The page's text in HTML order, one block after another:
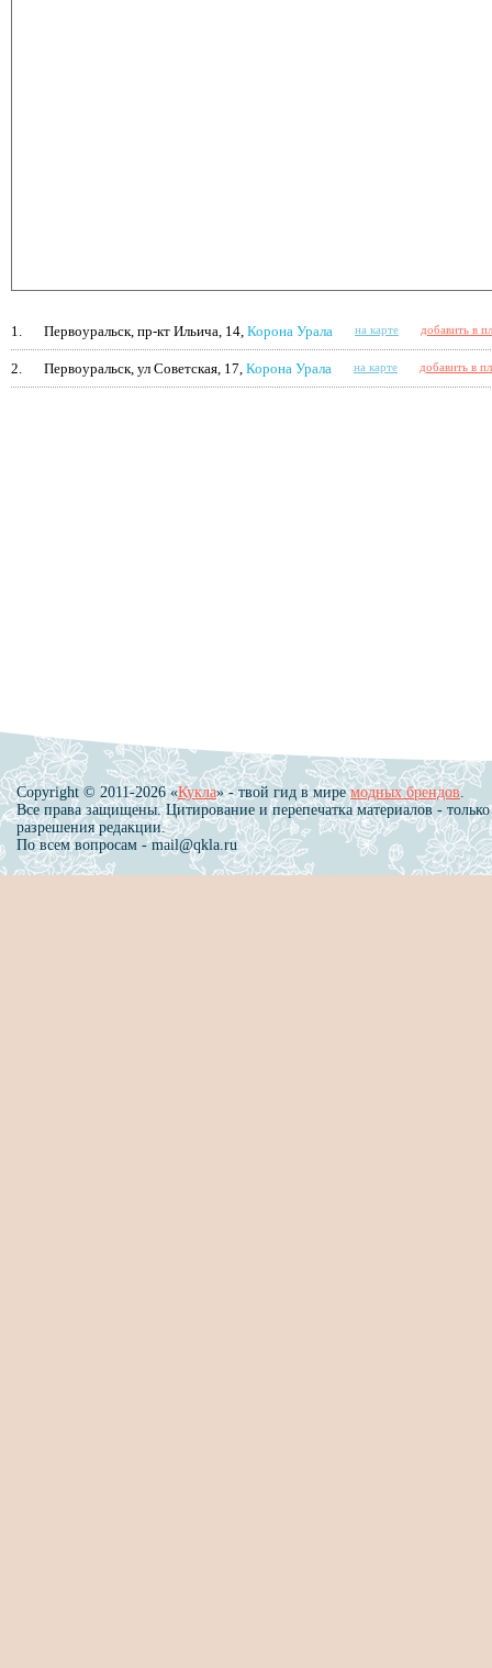
1. Первоуральск, пр-кт Ильича, 14, Корона Урала на карте добавить в
2. Первоуральск, ул Советская, 17, Корона Урала на карте добавить в
Copyright © 2011-2026 «Кукла» - твой гид в миремодных брендов.
Все права защищены. Цитирование и перепечатка материалов - только
разрешения редакции.
По всем вопросам - mail@qkla.ru